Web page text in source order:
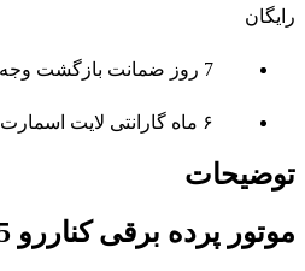
رایگان
7 روز ضمانت بازگشت وجه
۶ ماه گارانتی لایت اسمارت
توضیحات
موتور پرده برقی کناررو 5 سیم A-OK